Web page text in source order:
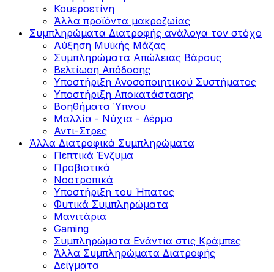
Κουερσετίνη
Άλλα προϊόντα μακροζωίας
Συμπληρώματα Διατροφής ανάλογα τον στόχο
Αύξηση Μυϊκής Μάζας
Συμπληρώματα Aπώλειας Βάρους
Βελτίωση Απόδοσης
Υποστήριξη Ανοσοποιητικού Συστήματος
Yποστήριξη Αποκατάστασης
Βοηθήματα Ύπνου
Μαλλία - Νύχια - Δέρμα
Αντι-Στρες
Άλλα Διατροφικά Συμπληρώματα
Πεπτικά Ένζυμα
Προβιοτικά
Νοοτροπικά
Υποστήριξη του Ήπατος
Φυτικά Συμπληρώματα
Μανιτάρια
Gaming
Συμπληρώματα Ενάντια στις Κράμπες
Άλλα Συμπληρώματα Διατροφής
Δείγματα